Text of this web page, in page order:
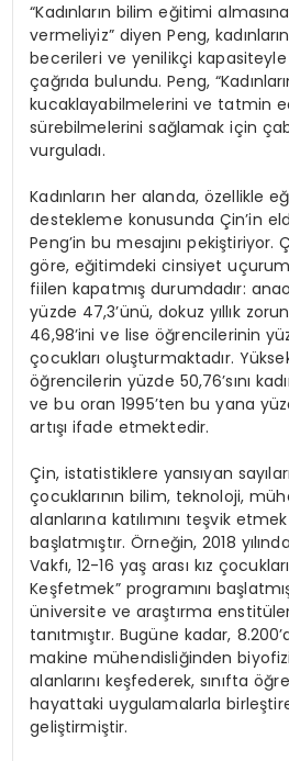
“Kadınların bilim eğitimi
vermeliyiz” diyen Peng,
becerileri ve yenilikçi kapasiteyle
çağrıda bulundu. Peng,
kucaklayabilmelerini ve tatmin
sürebilmelerini sağlamak için
vurguladı.
Kadınların her alanda, özellikle
destekleme konusunda Çin’in
Peng’in bu mesajını pekiştiriyor.
göre, eğitimdeki cinsiyet
fiilen kapatmış durumdadır:
yüzde 47,3’ünü, dokuz yıllık
46,98’ini ve lise öğrencilerinin
çocukları oluşturmaktadır.
öğrencilerin yüzde 50,76’sını
ve bu oran 1995’ten bu yana
artışı ifade etmektedir.
Çin, istatistiklere yansıyan
çocuklarının bilim, teknoloji,
alanlarına katılımını teşvik
başlatmıştır. Örneğin, 2018
Vakfı, 12-16 yaş arası kız
Keşfetmek” programını
üniversite ve araştırma
tanıtmıştır. Bugüne kadar,
makine mühendisliğinden
alanlarını keşfederek, sınıfta
hayattaki uygulamalarla
geliştirmiştir.